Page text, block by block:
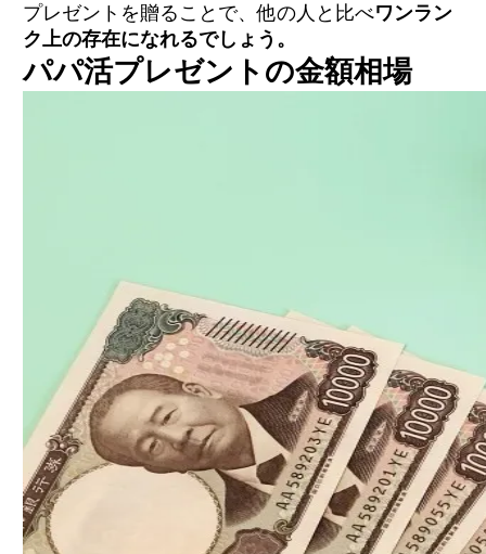
プレゼントを贈ることで、他の人と比べワンラン
ク上の存在になれるでしょう。
パパ活プレゼントの金額相場